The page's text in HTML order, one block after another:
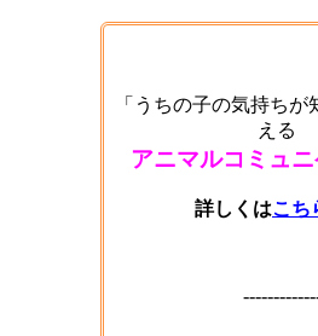
「うちの子の気持ち
える
アニマルコミュ
詳しくはこち